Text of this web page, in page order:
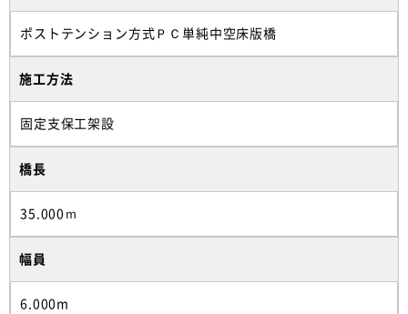
ポストテンション方式ＰＣ単純中空床版橋
施工方法
固定支保工架設
橋長
35.000ｍ
幅員
6.000m